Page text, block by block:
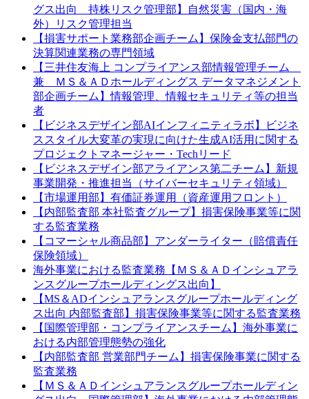
グス出向 持株リスク管理部】自然災害（国内・海
外）リスク管理担当
【損害サポート業務部企画チーム】保険金支払部門の
決算関連業務の専門領域
【三井住友海上 コンプライアンス部情報管理チーム
兼 ＭＳ＆ＡＤホールディングス データマネジメント
部企画チーム】情報管理、情報セキュリティ等の担当
者
【ビジネスデザイン部AIインフィニティラボ】ビジネ
ススタイル大変革の実現に向けた生成AI活用に関する
プロジェクトマネージャー・Techリード
【ビジネスデザイン部アライアンス第二チーム】新規
事業開発・推進担当（サイバーセキュリティ領域）
【市場運用部】有価証券運用（資産運用フロント）
【内部監査部 本社監査グループ】損害保険事業等に関
する監査業務
【コマーシャル商品部】アンダーライター（賠償責任
保険領域）
海外事業における監査業務【ＭＳ＆ＡＤインシュアラ
ンスグループホールディングス出向】
【MS＆ADインシュアランスグループホールディング
ス出向 内部監査部】損害保険事業等に関する監査業務
【国際管理部・コンプライアンスチーム】海外事業に
おける内部管理態勢の強化
【内部監査部 営業部門チーム】損害保険事業に関する
監査業務
【ＭＳ＆ＡＤインシュアランスグループホールディン